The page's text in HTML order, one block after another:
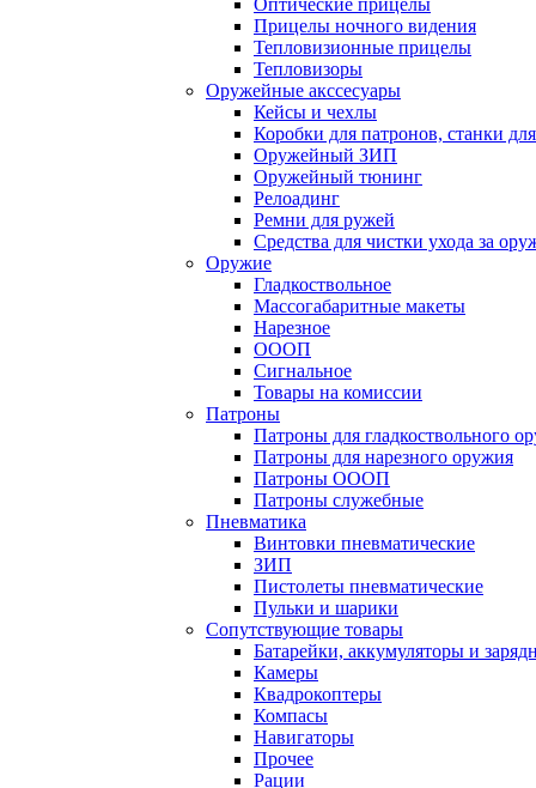
Оптические прицелы
Прицелы ночного видения
Тепловизионные прицелы
Тепловизоры
Оружейные акссесуары
Кейсы и чехлы
Коробки для патронов, станки
Оружейный ЗИП
Оружейный тюнинг
Релоадинг
Ремни для ружей
Средства для чистки ухода за
Оружие
Гладкоствольное
Массогабаритные макеты
Нарезное
ОООП
Сигнальное
Товары на комиссии
Патроны
Патроны для гладкоствольного
Патроны для нарезного оружия
Патроны ОООП
Патроны служебные
Пневматика
Винтовки пневматические
ЗИП
Пистолеты пневматические
Пульки и шарики
Сопутствующие товары
Батарейки, аккумуляторы и
Камеры
Квадрокоптеры
Компасы
Навигаторы
Прочее
Рации